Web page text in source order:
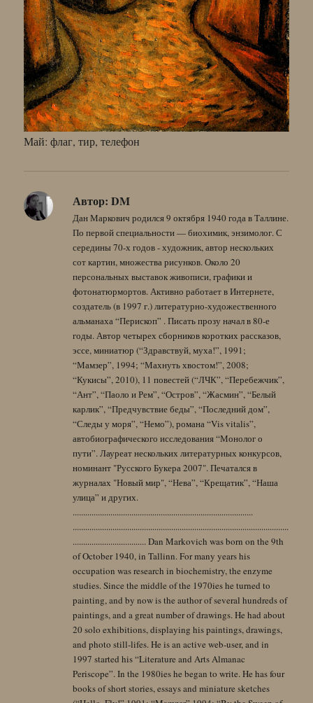
Май: флаг, тир, телефон
Автор: DM
Дан Маркович родился 9 октября 1940 года в Таллине.
По первой специальности — биохимик, энзимолог. С
середины 70-х годов - художник, автор нескольких
сот картин, множества рисунков. Около 20
персональных выставок живописи, графики и
фотонатюрмортов. Активно работает в Интернете,
создатель (в 1997 г.) литературно-художественного
альманаха “Перископ” . Писать прозу начал в 80-е
годы. Автор четырех сборников коротких рассказов,
эссе, миниатюр (“Здравствуй, муха!”, 1991;
“Мамзер”, 1994; “Махнуть хвостом!”, 2008;
“Кукисы”, 2010), 11 повестей (“ЛЧК”, “Перебежчик”,
“Ант”, “Паоло и Рем”, “Остров”, “Жасмин”, “Белый
карлик”, “Предчувствие беды”, “Последний дом”,
“Следы у моря”, “Немо”), романа “Vis vitalis”,
автобиографического исследования “Монолог о
пути”. Лауреат нескольких литературных конкурсов,
номинант "Русского Букера 2007". Печатался в
журналах "Новый мир", “Нева”, “Крещатик”, “Наша
улица” и других.
......................................................................................
.......................................................................................................
................................... Dan Markovich was born on the 9th
of October 1940, in Tallinn. For many years his
occupation was research in biochemistry, the enzyme
studies. Since the middle of the 1970ies he turned to
painting, and by now is the author of several hundreds of
paintings, and a great number of drawings. He had about
20 solo exhibitions, displaying his paintings, drawings,
and photo still-lifes. He is an active web-user, and in
1997 started his “Literature and Arts Almanac
Periscope”. In the 1980ies he began to write. He has four
books of short stories, essays and miniature sketches